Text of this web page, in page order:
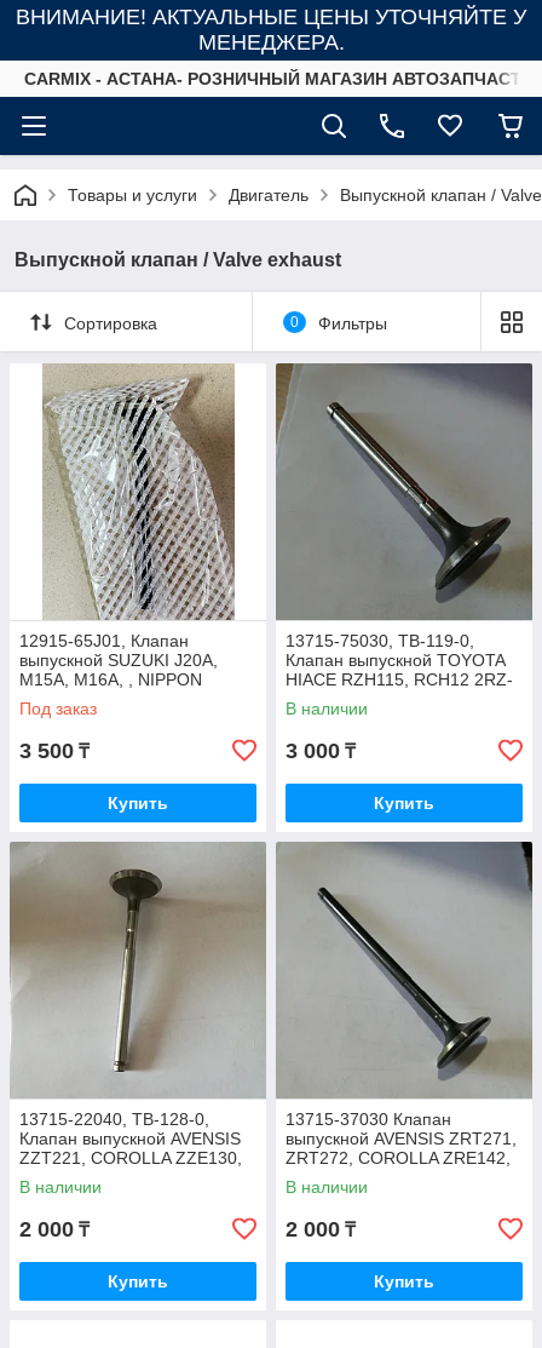
ВНИМАНИЕ! АКТУАЛЬНЫЕ ЦЕНЫ УТОЧНЯЙТЕ У
МЕНЕДЖЕРА.
СARMIX - АСТАНА- РОЗНИЧНЫЙ МАГАЗИН
Товары и услуги Двигатель Выпускной клапан /
Выпускной клапан / Valve exhaust
Сортировка 0 Фильтры
12915-65J01, Клапан
выпускной SUZUKI J20A,
M15A, M16A, , NIPPON
MOTORS
Под заказ
3 500 ₸
Купить
13715-75030, TB-119-0,
Клапан выпускной TOYOTA
HIACE RZH115, RCH12 2RZ-
FE, ROCKY JAPAN
В наличии
3 000 ₸
Купить
13715-22040, TB-128-0,
Клапан выпускной AVENSIS
ZZT221, COROLLA ZZE130,
ZZE142, ZZE141, ZZE150,
ROCKY JAPAN
В наличии
2 000 ₸
Купить
13715-37030 Клапан
выпускной AVENSIS ZRT271,
ZRT272, COROLLA ZRE142,
ZRE181, RAV4 ZSA30 1ZRFE
В наличии
2 000 ₸
Купить